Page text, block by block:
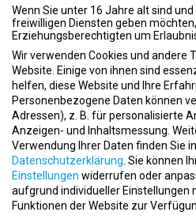
Erstellung sämtlicher für den
Unterlagen
Erlernen sämtlicher in Büro und
Kenntnisse
Deine Qualifikationen
Guter Hauptschul- oder
Gutes kaufmännisches
Kommunikations- und
Freundliches Auftreten
Team- und
Wir bieten
Wenn Sie unter 16 Jahre alt sind
freiwilligen Diensten geben
Erziehungsberechtigten um
Wir verwenden Cookies und andere
Website. Einige von ihnen sind
helfen, diese Website und Ihre
Personenbezogene Daten können
Adressen), z. B. für personalisierte
Anzeigen- und Inhaltsmessung.
Verwendung Ihrer Daten finden Sie
Datenschutzerklärung. Sie können
Einstellungen widerrufen oder
aufgrund individueller Einstellungen
Funktionen der Website zur